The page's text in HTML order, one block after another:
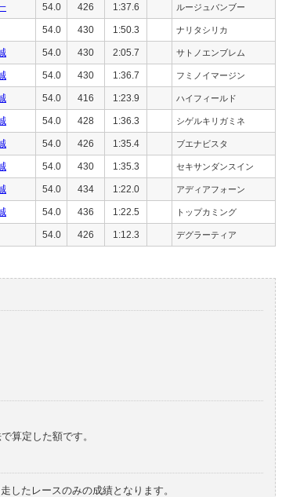
54.0 426 1:37.6 ルージュバンブー
54.0 430 1:50.3 ナリタシリカ
54.0 430 2:05.7 サトノエンブレム
54.0 430 1:36.7 フミノイマージン
54.0 416 1:23.9 ハイフィールド
54.0 428 1:36.3 シゲルキリガミネ
54.0 426 1:35.4 ブエナビスタ
54.0 430 1:35.3 セキサンダンスイン
54.0 434 1:22.0 アディアフォーン
54.0 436 1:22.5 トップカミング
54.0 426 1:12.3 デグラーティア
算定した額です。
したレースのみの成績となります。